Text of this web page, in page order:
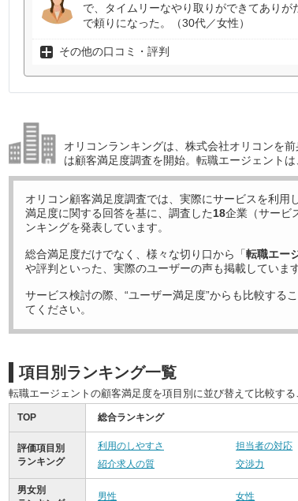
で、タイムリーなやり取りができてあり
で頼りになった。（30代／女性）
その他の口コミ・評判
オリコンランキングは、株式会社オリコンを
は顧客満足度調査を開始。転職エージェント
オリコン顧客満足度調査では、実際にサービスを利用
満足度に関する回答を基に、調査した18企業（サービ
ンキングを発表しています。
総合満足度だけでなく、様々な切り口から「転職エー
や評判といった、実際のユーザーの声も掲載しています
サービス検討の際、“ユーザー満足度”からも比較する
てください。
項目別ランキング一覧
転職エージェントの顧客満足度を項目別に並び替えて比較する
TOP 総合ランキング
評価項目別
ランキング
利用のしやすさ 担当者の対応
紹介求人の質
交渉力
男女別
男性 女性